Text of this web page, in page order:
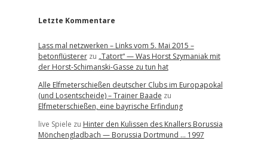
Letzte Kommentare
Lass mal netzwerken – Links vom 5. Mai 2015 –
betonflüstererzu „Tatort“ — Was Horst Szymaniak mit
der Horst-Schimanski-Gasse zu tun hat
Alle Elfmeterschießen deutscher Clubs im Europapokal
(und Losentscheide) – Trainer Baade zu
Elfmeterschießen, eine bayrische Erfindung
live Spiele zu Hinter den Kulissen des Knallers Borussia
Mönchengladbach — Borussia Dortmund … 1997